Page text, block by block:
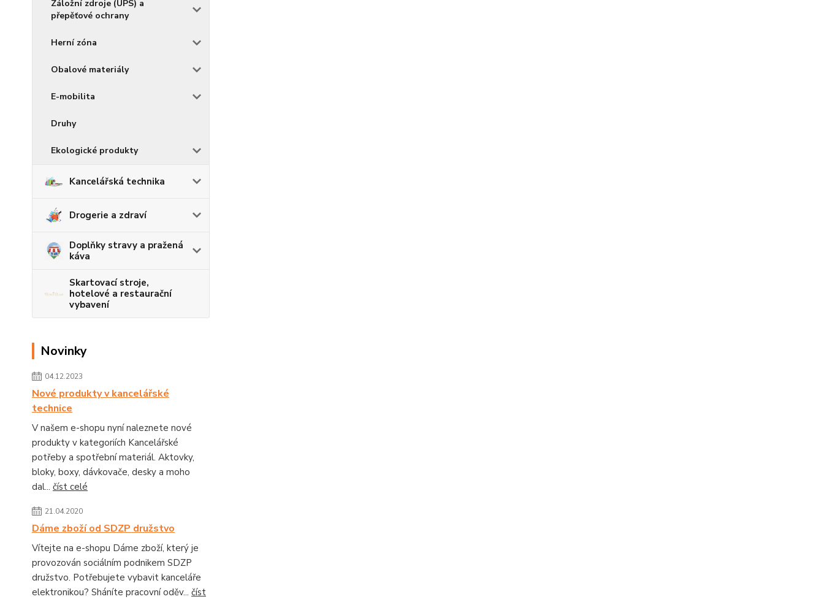
Záložní zdroje (UPS) a
přepěťové ochrany
Herní zóna
Obalové materiály
E-mobilita
Druhy
Ekologické produkty
Kancelářská technika
Drogerie a zdraví
Doplňky stravy a pražená
káva
Skartovací stroje,
hotelové a restaurační
vybavení
Novinky
04.12.2023
Nové produkty v kancelářské
technice
V našem e-shopu nyní naleznete nové
produkty v kategoriích Kancelářské
potřeby a spotřební materiál. Aktovky,
bloky, boxy, dávkovače, desky a moho
dal... číst celé
21.04.2020
Dáme zboží od SDZP družstvo
Vítejte na e-shopu Dáme zboží, který je
provozován sociálním podnikem SDZP
družstvo. Potřebujete vybavit kanceláře
elektronikou? Sháníte pracovní oděv... číst